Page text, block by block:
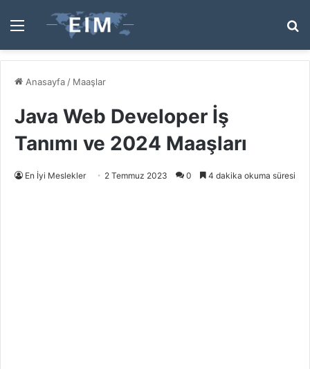
Menü
...
Anasayfa / Maaşlar
Java Web Developer İş
Tanımı ve 2024 Maaşları
En İyi Meslekler 2 Temmuz 2023 0 4 dakika okuma süresi